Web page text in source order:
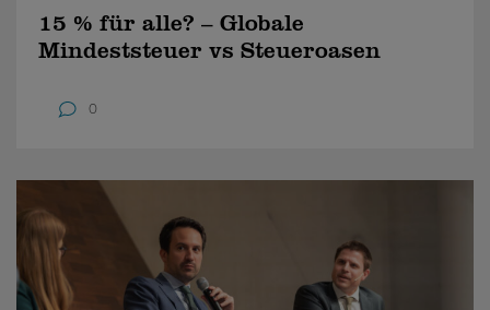
15 % für alle? – Globale
Mindeststeuer vs Steueroasen
0